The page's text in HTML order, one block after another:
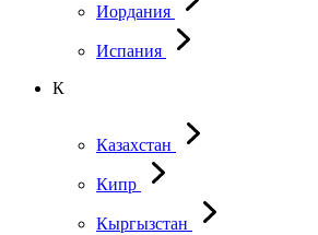
Иордания
Испания
К
Казахстан
Кипр
Кыргызстан